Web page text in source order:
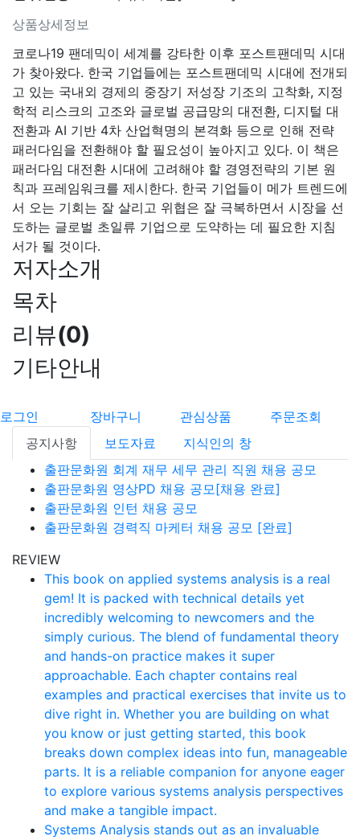
상품상세정보
코로나19 팬데믹이 세계를 강타한 이후 포스트팬데믹 시대
가 찾아왔다. 한국 기업들에는 포스트팬데믹 시대에 전개되
고 있는 국내외 경제의 중장기 저성장 기조의 고착화, 지정
학적 리스크의 고조와 글로벌 공급망의 대전환, 디지털 대
전환과 AI 기반 4차 산업혁명의 본격화 등으로 인해 전략
패러다임을 전환해야 할 필요성이 높아지고 있다. 이 책은
패러다임 대전환 시대에 고려해야 할 경영전략의 기본 원
칙과 프레임워크를 제시한다. 한국 기업들이 메가 트렌드에
서 오는 기회는 잘 살리고 위협은 잘 극복하면서 시장을 선
도하는 글로벌 초일류 기업으로 도약하는 데 필요한 지침
서가 될 것이다.
저자소개
목차
리뷰(0)
기타안내
로그인 장바구니 관심상품
주문조회
공지사항
보도자료
지식인의 창
출판문화원 회계 재무 세무 관리 직원 채용 공모
출판문화원 영상PD 채용 공모[채용 완료]
출판문화원 인턴 채용 공모
출판문화원 경력직 마케터 채용 공모 [완료]
REVIEW
This book on applied systems analysis is a real
gem! It is packed with technical details yet
incredibly welcoming to newcomers and the
simply curious. The blend of fundamental theory
and hands-on practice makes it super
approachable. Each chapter contains real
examples and practical exercises that invite us to
dive right in. Whether you are building on what
you know or just getting started, this book
breaks down complex ideas into fun, manageable
parts. It is a reliable companion for anyone eager
to explore various systems analysis perspectives
and make a tangible impact.
Systems Analysis stands out as an invaluable